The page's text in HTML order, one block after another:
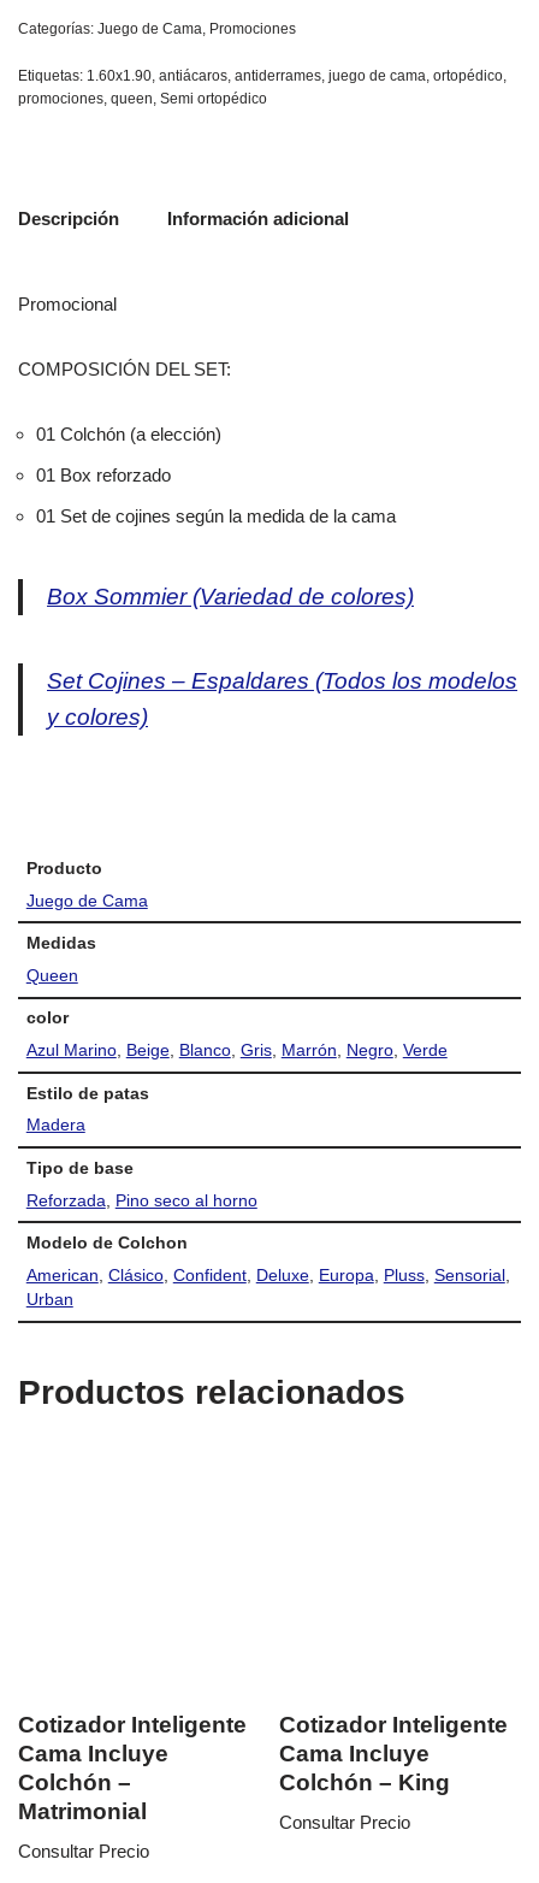
Categorías: Juego de Cama, Promociones
Etiquetas: 1.60x1.90, antiácaros, antiderrames, juego de cama, ortopédico,
promociones, queen, Semi ortopédico
Descripción Información adicional
Promocional
COMPOSICIÓN DEL SET:
01 Colchón (a elección)
01 Box reforzado
01 Set de cojines según la medida de la cama
Box Sommier (Variedad de colores)
Set Cojines – Espaldares (Todos los modelos
y colores)
Producto
Juego de Cama
Medidas
Queen
color
Azul Marino, Beige, Blanco, Gris, Marrón, Negro, Verde
Estilo de patas
Madera
Tipo de base
Reforzada
Pino seco al horno
Modelo de Colchon
American Clásico, Confident, Deluxe, Europa Pluss, Sensorial
Urban
Productos relacionados
Cotizador Inteligente
Cama Incluye
Colchón –
Matrimonial
Consultar Precio
Cotizador Inteligente
Cama Incluye
Colchón – King
Consultar Precio